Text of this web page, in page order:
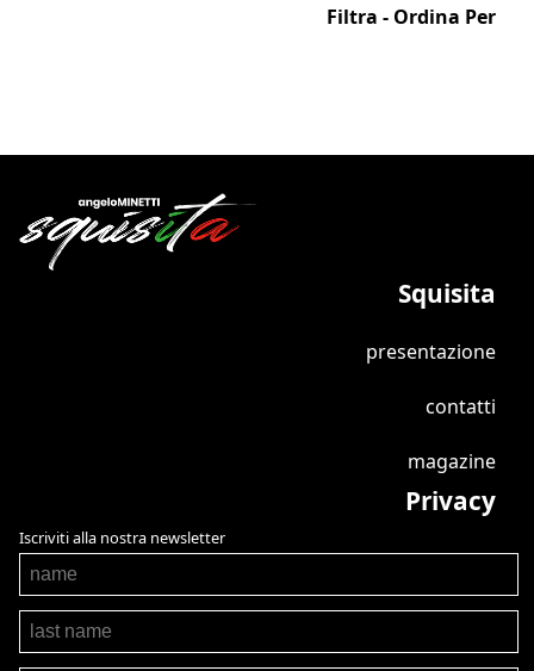
Filtra - Ordina Per
Squisita
presentazione
contatti
magazine
Privacy
Iscriviti alla nostra newsletter